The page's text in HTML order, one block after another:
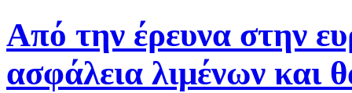
Από την έρευνα στην
ασφάλεια λιμένων και